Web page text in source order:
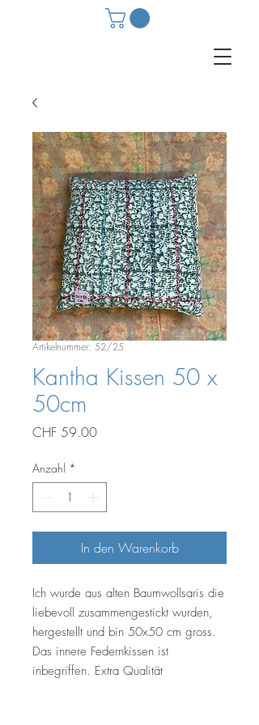
Artikelnummer: 52/25
Kantha Kissen 50 x
50cm
CHF 59.00Preis
Anzahl *
In den Warenkorb
Ich wurde aus alten Baumwollsaris die
liebevoll zusammengestickt wurden,
hergestellt und bin 50x50 cm gross.
Das innere Federnkissen ist
inbegriffen. Extra Qualität